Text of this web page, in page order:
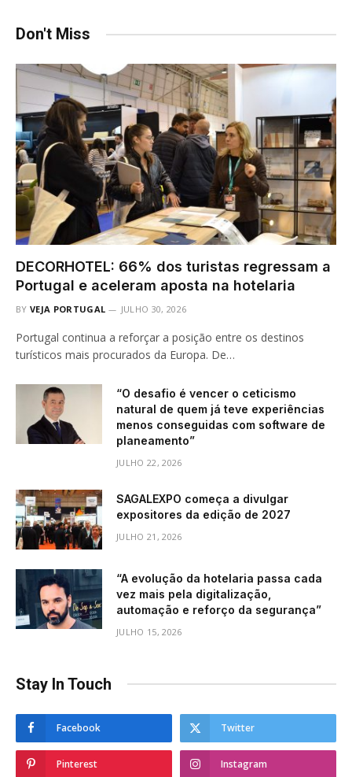
Don't Miss
DECORHOTEL: 66% dos turistas regressam a
Portugal e aceleram aposta na hotelaria
BY VEJA PORTUGAL JULHO 30, 2026
Portugal continua a reforçar a posição entre os destinos
turísticos mais procurados da Europa. De…
“O desafio é vencer o ceticismo
natural de quem já teve experiências
menos conseguidas com software de
planeamento”
JULHO 22, 2026
SAGALEXPO começa a divulgar
expositores da edição de 2027
JULHO 21, 2026
“A evolução da hotelaria passa cada
vez mais pela digitalização,
automação e reforço da segurança”
JULHO 15, 2026
Stay In Touch
Facebook Twitter
Pinterest Instagram